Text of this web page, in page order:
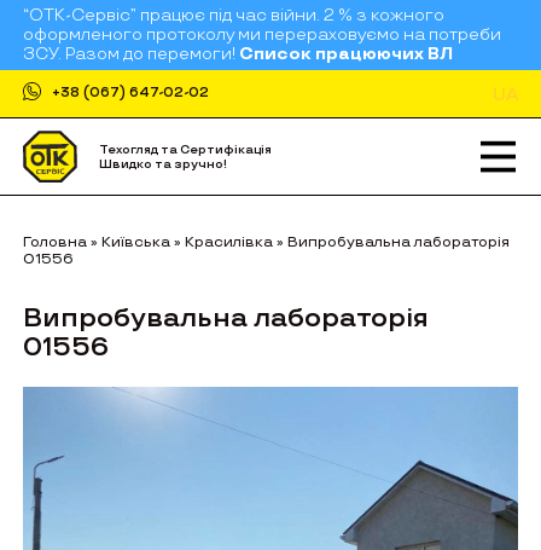
“ОТК-Сервіс” працює під час війни. 2 % з кожного
оформленого протоколу ми перераховуємо на потреби
ЗСУ. Разом до перемоги! Список працюючих ВЛ
+38 (067) 647-02-02 UA
Техогляд та Сертифікація
Швидко та зручно!
Головна »Київська »Красилівка »Випробувальна лабораторія
01556
Випробувальна лабораторія
01556